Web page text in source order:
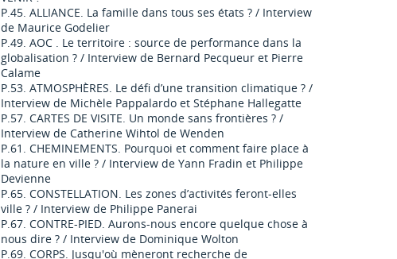
P.45. ALLIANCE. La famille dans tous ses états ? / Interview
de Maurice Godelier
P.49. AOC . Le territoire : source de performance dans la
globalisation ? / Interview de Bernard Pecqueur et Pierre
Calame
P.53. ATMOSPHÈRES. Le défi d’une transition climatique ? /
Interview de Michèle Pappalardo et Stéphane Hallegatte
P.57. CARTES DE VISITE. Un monde sans frontières ? /
Interview de Catherine Wihtol de Wenden
P.61. CHEMINEMENTS. Pourquoi et comment faire place à
la nature en ville ? / Interview de Yann Fradin et Philippe
Devienne
P.65. CONSTELLATION. Les zones d’activités feront-elles
ville ? / Interview de Philippe Panerai
P.67. CONTRE-PIED. Aurons-nous encore quelque chose à
nous dire ? / Interview de Dominique Wolton
P.69. CORPS. Jusqu'où mèneront recherche de